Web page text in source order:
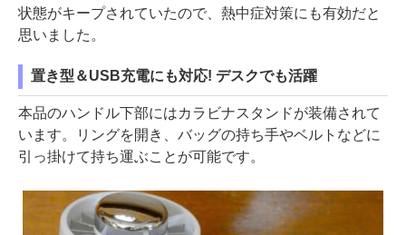
状態がキープされていたので、熱中症対策にも有効だと
思いました。
置き型＆USB充電にも対応! デスクでも活躍
本品のハンドル下部にはカラビナスタンドが装備されて
います。リングを開き、バッグの持ち手やベルトなどに
引っ掛けて持ち運ぶことが可能です。